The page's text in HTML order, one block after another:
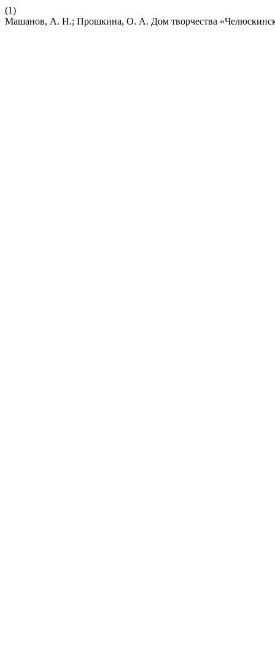
(1)
Машанов, А. Н.; Прошкина, О. А. Дом творчества